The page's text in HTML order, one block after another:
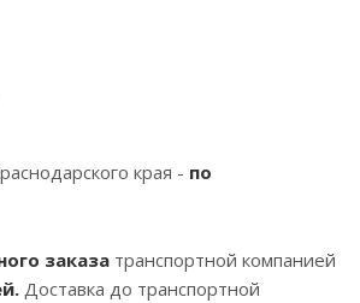
края - по
заказа транспортной компанией
Доставка до транспортной